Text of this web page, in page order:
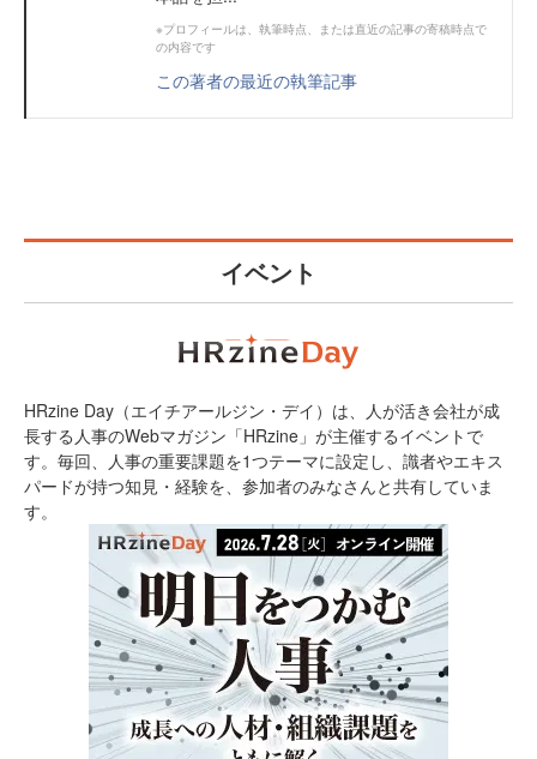
※プロフィールは、執筆時点、または直近の記事の寄稿時点で
の内容です
この著者の最近の執筆記事
イベント
HRzine Day（エイチアールジン・デイ）は、人が活き会社が成
長する人事のWebマガジン「HRzine」が主催するイベントで
す。毎回、人事の重要課題を1つテーマに設定し、識者やエキス
パードが持つ知見・経験を、参加者のみなさんと共有していま
す。